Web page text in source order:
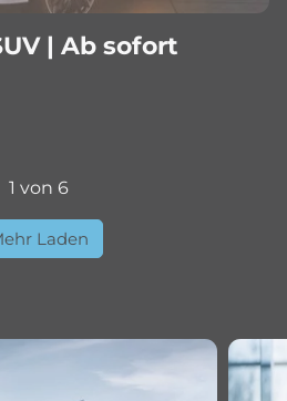
| Ab sofort
1 von 6
Laden